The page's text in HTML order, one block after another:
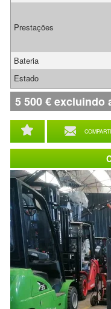
Prestações
Bateria
Estado
5 500€excluindo